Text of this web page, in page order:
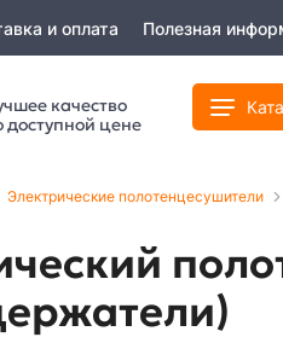
и оплата Полезная
качество
доступной цене
Электрические полотенцесушители